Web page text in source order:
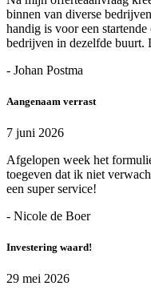
binnen van diverse
handig is voor een
bedrijven in dezelfde buurt.
- Johan Postma
Aangenaam verrast
7 juni 2026
Afgelopen week het
toegeven dat ik niet
een super service!
- Nicole de Boer
Investering waard!
29 mei 2026